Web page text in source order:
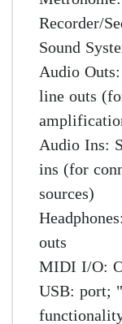
Recorder/
Sound
Audio
line outs
Audio Ins:
ins (for
sources)
outs
MIDI I/O:
USB: port;